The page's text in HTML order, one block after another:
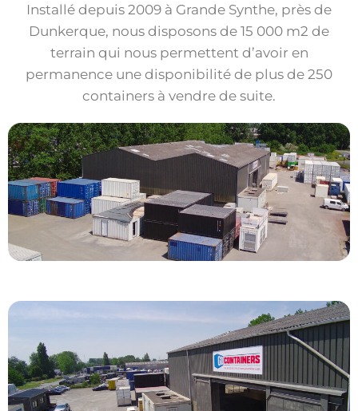
Installé depuis 2009 à Grande Synthe, près de
Dunkerque, nous disposons de 15 000 m2 de
terrain qui nous permettent d’avoir en
permanence une disponibilité de plus de 250
containers à vendre de suite.